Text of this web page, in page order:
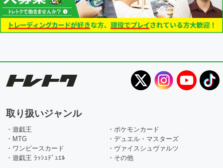
取り扱いジャンル
・遊戯王
・ポケモンカード
・MTG
・デュエル・マスターズ
・ワンピースカード
・ヴァイスシュヴァルツ
・遊戯王 ﾗｯｼｭﾃﾞｭｴﾙ
・その他